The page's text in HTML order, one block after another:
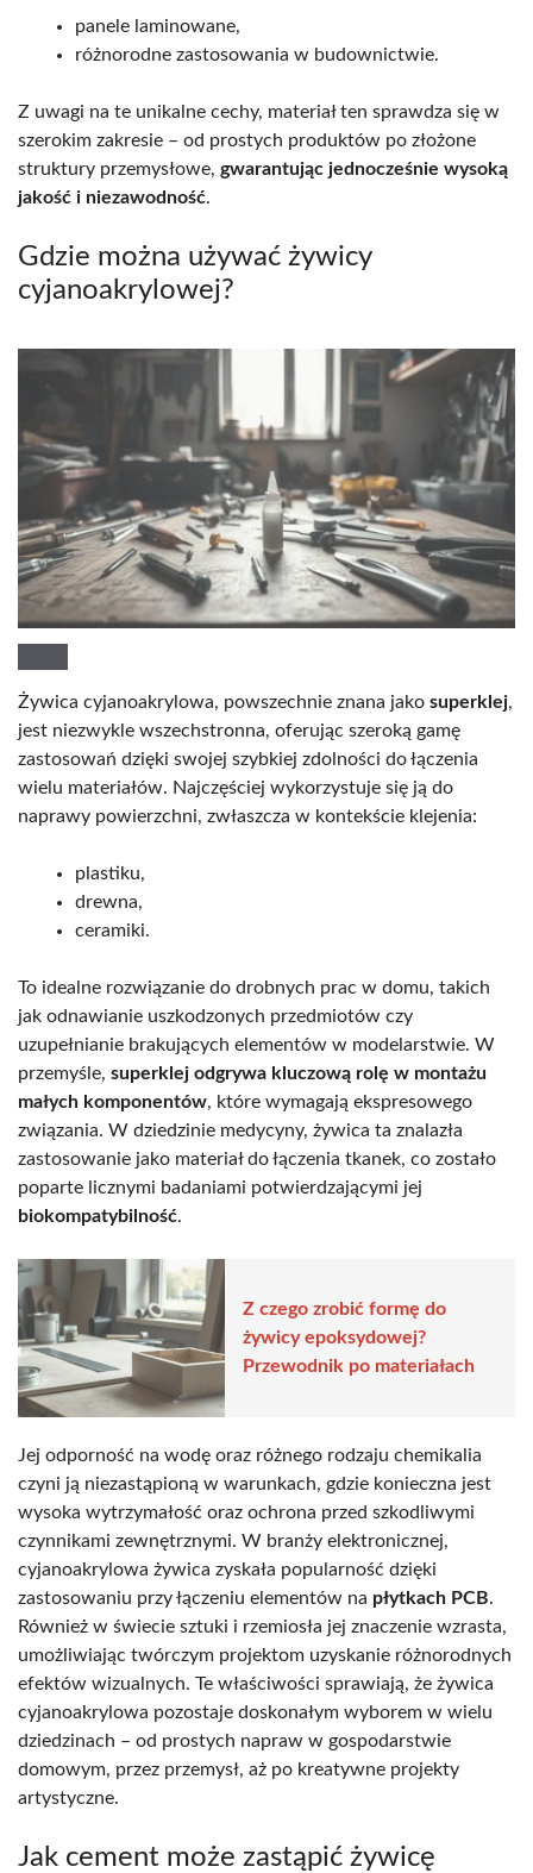
panele laminowane,
różnorodne zastosowania w budownictwie.
Z uwagi na te unikalne cechy, materiał ten sprawdza się w
szerokim zakresie – od prostych produktów po złożone
struktury przemysłowe, gwarantując jednocześnie wysoką
jakość i niezawodność.
Gdzie można używać żywicy
cyjanoakrylowej?
Żywica cyjanoakrylowa, powszechnie znana jako superklej,
jest niezwykle wszechstronna, oferując szeroką gamę
zastosowań dzięki swojej szybkiej zdolności do łączenia
wielu materiałów. Najczęściej wykorzystuje się ją do
naprawy powierzchni, zwłaszcza w kontekście klejenia:
plastiku,
drewna,
ceramiki.
To idealne rozwiązanie do drobnych prac w domu, takich
jak odnawianie uszkodzonych przedmiotów czy
uzupełnianie brakujących elementów w modelarstwie. W
przemyśle, superklej odgrywa kluczową rolę w montażu
małych komponentów, które wymagają ekspresowego
związania. W dziedzinie medycyny, żywica ta znalazła
zastosowanie jako materiał do łączenia tkanek, co zostało
poparte licznymi badaniami potwierdzającymi jej
biokompatybilność.
Z czego zrobić formę do
żywicy epoksydowej?
Przewodnik po materiałach
Jej odporność na wodę oraz różnego rodzaju chemikalia
czyni ją niezastąpioną w warunkach, gdzie konieczna jest
wysoka wytrzymałość oraz ochrona przed szkodliwymi
czynnikami zewnętrznymi. W branży elektronicznej,
cyjanoakrylowa żywica zyskała popularność dzięki
zastosowaniu przy łączeniu elementów na płytkach PCB.
Również w świecie sztuki i rzemiosła jej znaczenie wzrasta,
umożliwiając twórczym projektom uzyskanie różnorodnych
efektów wizualnych. Te właściwości sprawiają, że żywica
cyjanoakrylowa pozostaje doskonałym wyborem w wielu
dziedzinach – od prostych napraw w gospodarstwie
domowym, przez przemysł, aż po kreatywne projekty
artystyczne.
Jak cement może zastąpić żywicę